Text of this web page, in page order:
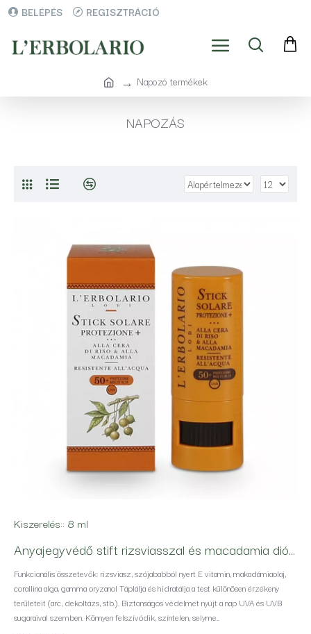
BELÉPÉS REGISZTRÁCIÓ
Napozó termékek
NAPOZÁS
Kiszerelés:: 8 ml
Anyajegyvédő stift rizsviasszal és macadamia dióval SPF 50+
Funkcionális összetevők: rizsviasz, szójababból nyert E vitamin, makadámiaolaj,
corallina alga, gamma oryzanol Táplálja és hidratálja a test különösen érzékeny
területeit (arc, dekoltázs, stb.). Biztonságos védelmet nyújt a nap UVA és UVB
sugaraival szemben. Könnyen felszívódik, színtelen, selyme..